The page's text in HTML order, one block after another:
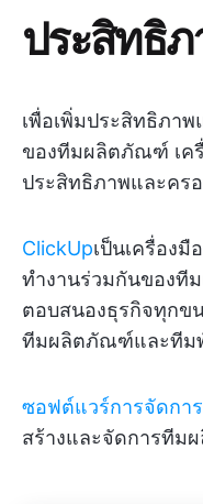
ประสิทธิ
เพื่อเพิ่มประสิทธิภา
ของทีมผลิตภัณฑ์ เค
ประสิทธิภาพและคร
ClickUpเป็นเครื่องมื
ทำงานร่วมกันของที
ตอบสนองธุรกิจทุกข
ทีมผลิตภัณฑ์และทีม
ซอฟต์แวร์การจัดกา
สร้างและจัดการที